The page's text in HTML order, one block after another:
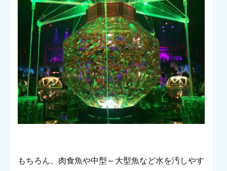
もちろん、肉食魚や中型～大型魚など水を汚しやす